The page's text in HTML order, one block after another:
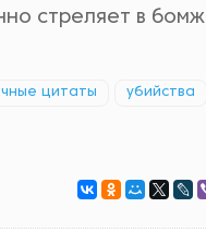
стреляет в
цитаты убийства